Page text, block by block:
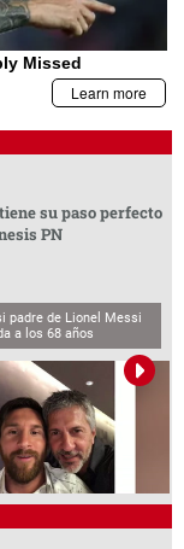
su paso perfecto
PN
padre de Lionel Messi
a los 68 años